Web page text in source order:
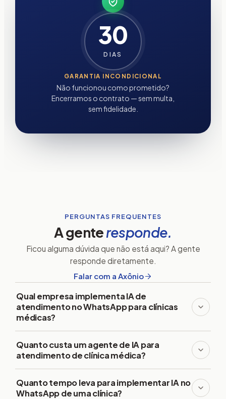
30
DIAS
GARANTIA INCONDICIONAL
Não funcionou como prometido?
Encerramos o contrato — sem multa,
sem fidelidade.
PERGUNTAS FREQUENTES
A genteresponde.
Ficou alguma dúvida que não está aqui? A gente
responde diretamente.
Falar com a Axônio
Qual empresa implementa IA de
atendimento no WhatsApp para clínicas
médicas?
Quanto custa um agente de IA para
atendimento de clínica médica?
Quanto tempo leva para implementar IA no
WhatsApp de uma clínica?